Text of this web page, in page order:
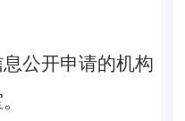
公开申请的机构